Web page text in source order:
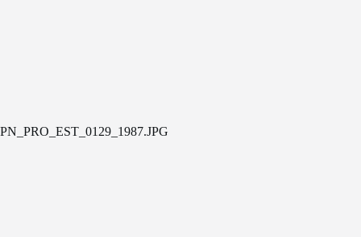
PN_PRO_EST_0129_1987.JPG